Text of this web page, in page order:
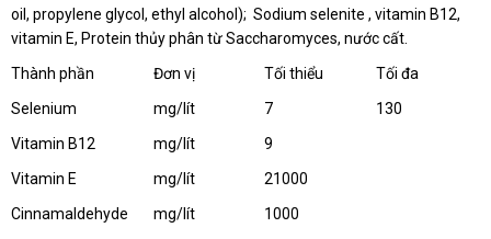
oil, propylene glycol, ethyl alcohol); Sodium selenite , vitamin B12,
vitamin E, Protein thủy phân từ Saccharomyces, nước cất.
Thành phần
Đơn vị Tối thiểu
Tối đa
Selenium
mg/lít 7
130
Vitamin B12
mg/lít
9
Vitamin E
mg/lít
21000
Cinnamaldehyde
mg/lít
1000